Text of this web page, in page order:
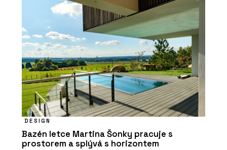
DESIGN
Bazén letce Martina Šonky pracuje s
prostorem a splývá s horizontem